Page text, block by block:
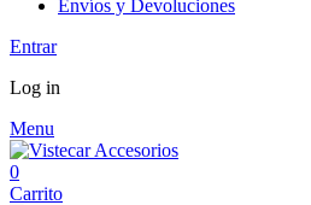
Envíos y Devoluciones
Entrar
Log in
Menu
0
Carrito